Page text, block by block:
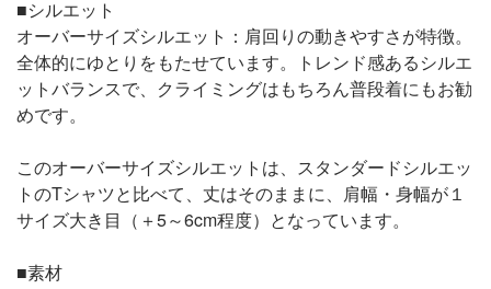
■シルエット
オーバーサイズシルエット：肩回りの動きやすさが特徴。
全体的にゆとりをもたせています。トレンド感あるシルエ
ットバランスで、クライミングはもちろん普段着にもお勧
めです。
このオーバーサイズシルエットは、スタンダードシルエッ
トのTシャツと比べて、丈はそのままに、肩幅・身幅が１
サイズ大き目（＋5～6cm程度）となっています。
■素材